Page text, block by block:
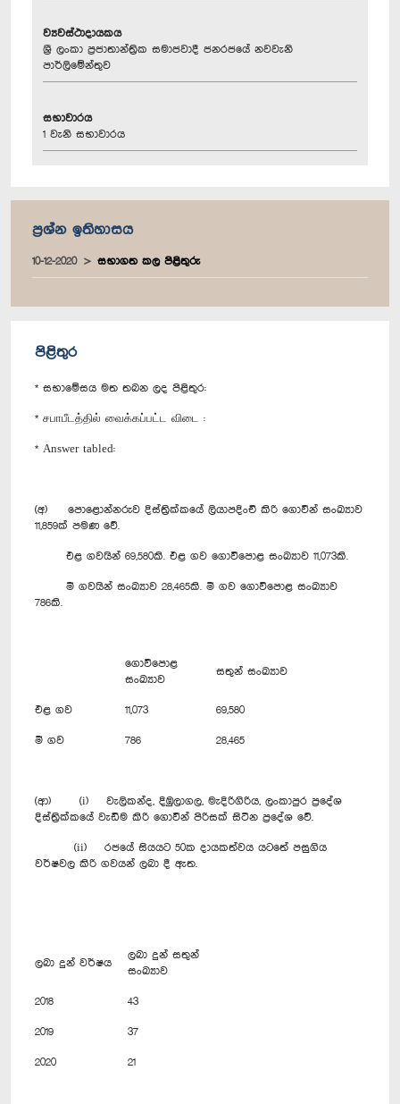
ව්‍යවස්ථාදායකය
ශ්‍රී ලංකා ප්‍රජාතාන්ත්‍රික සමාජවාදී ජනරජයේ නවවැනි
පාර්ලිමේන්තුව
සභාවාරය
1 වැනි සභාවාරය
ප්‍රශ්න ඉතිහාසය
10-12-2020 සභාගත කල පිළිතුරු
පිළිතුර
* සභාමේසය මත තබන ලද පිළිතුර:
* சபாபீடத்தில் வைக்கப்பட்ட விடை :
* Answer tabled:
(අ) පොළොන්නරුව දිස්ත්‍රික්කයේ ලියාපදිංචි කිරි ගොවීන් සංඛ්‍යාව
11,859ක් පමණ වේ.
එළ ගවයින් 69,580කි. එළ ගව ගොවිපොළ සංඛ්‍යාව 11,073කි.
මී ගවයින් සංඛ්‍යාව 28,465කි. මී ගව ගොවිපොළ සංඛ්‍යාව
786කි.
ගොවිපොළ
සංඛ්‍යාව
සතුන් සංඛ්‍යාව
එළ ගව 11,073 69,580
මී ගව 786 28,465
(ආ) (i) වැලිකන්ද, දිඹුලාගල, මැදිරිගිරිය, ලංකාපුර ප්‍රදේශ
දිස්ත්‍රික්කයේ වැඩිම කිරි ගොවීන් පිරිසක් සිටින ප්‍රදේශ වේ.
(ii) රජයේ සියයට 50ක දායකත්වය යටතේ පසුගිය
වර්ෂවල කිරි ගවයන් ලබා දී ඇත.
ලබා දුන් වර්ෂය
ලබා දුන් සතුන්
සංඛ්‍යාව
2018 43
2019 37
2020 21